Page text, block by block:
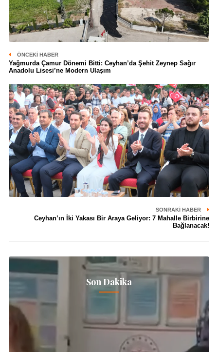
ÖNCEKI HABER
Yağmurda Çamur Dönemi Bitti: Ceyhan’da Şehit Zeynep Sağır
Anadolu Lisesi’ne Modern Ulaşım
SONRAKI HABER
Ceyhan’ın İki Yakası Bir Araya Geliyor: 7 Mahalle Birbirine
Bağlanacak!
Son Dakika